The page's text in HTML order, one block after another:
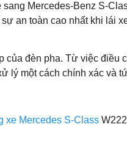
Mercedes-Benz S-
an toàn cao nhất khi lái
đèn pha. Từ việc điều
lý một cách chính xác và
xe Mercedes S-Class